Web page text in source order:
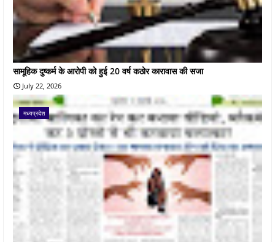
सामूहिक दुष्कर्म के आरोपी को हुई 20 वर्ष कठोर कारावास की सजा
July 22, 2026
मध्यप्रदेश